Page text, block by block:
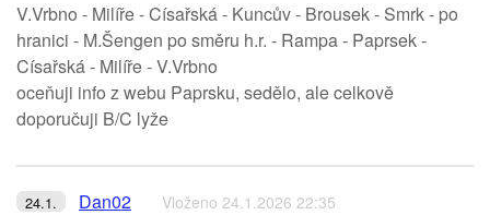
V.Vrbno - Milíře - Císařská - Kuncův - Brousek - Smrk - po
hranici - M.Šengen po směru h.r. - Rampa - Paprsek -
Císařská - Milíře - V.Vrbno
oceňuji info z webu Paprsku, sedělo, ale celkově
doporučuji B/C lyže
24.1. Dan02 Vloženo 24.1.2026 22:35